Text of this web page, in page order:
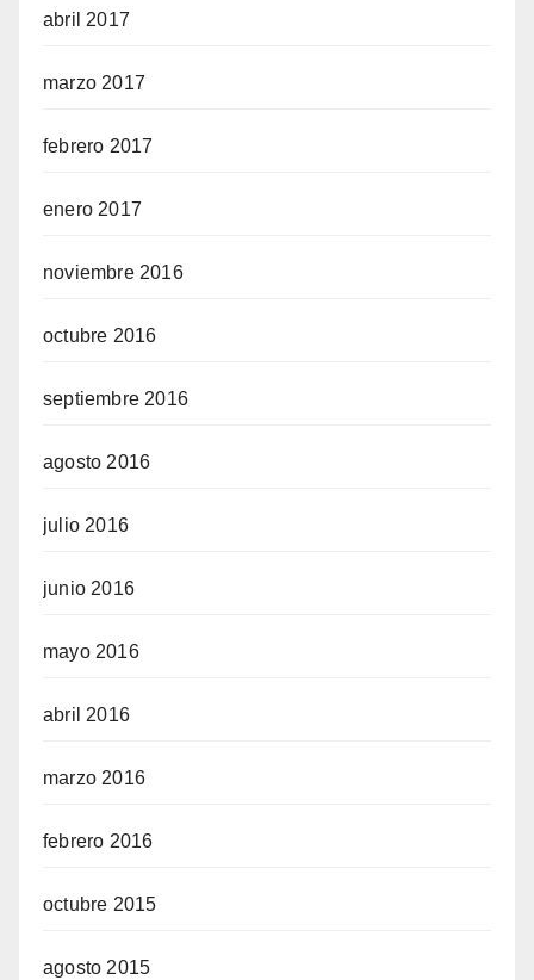
abril 2017
marzo 2017
febrero 2017
enero 2017
noviembre 2016
octubre 2016
septiembre 2016
agosto 2016
julio 2016
junio 2016
mayo 2016
abril 2016
marzo 2016
febrero 2016
octubre 2015
agosto 2015